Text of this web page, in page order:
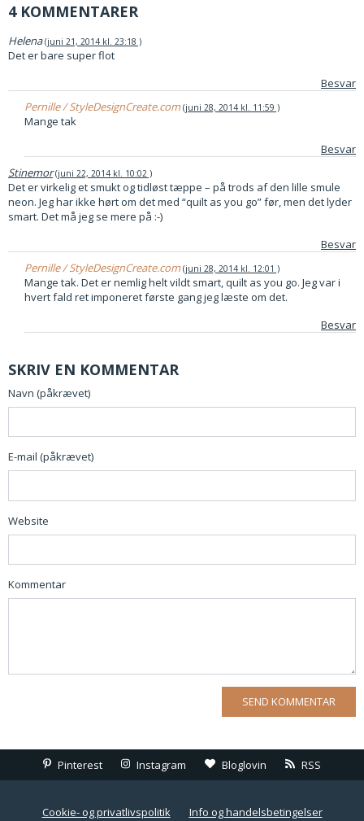
4 KOMMENTARER
Helena juni 21, 2014 kl. 23:18
Det er bare super flot
Besvar
Pernille / StyleDesignCreate.com juni 28, 2014 kl. 11:59
Mange tak
Besvar
Stinemor juni 22, 2014 kl. 10:02
Det er virkelig et smukt og tidløst tæppe – på trods af den lille smule
neon. Jeg har ikke hørt om det med “quilt as you go” før, men det lyder
smart. Det må jeg se mere på :-)
Besvar
Pernille / StyleDesignCreate.com juni 28, 2014 kl. 12:01
Mange tak. Det er nemlig helt vildt smart, quilt as you go. Jeg var i
hvert fald ret imponeret første gang jeg læste om det.
Besvar
SKRIV EN KOMMENTAR
Navn (påkrævet)
E-mail (påkrævet)
Website
Kommentar
Pinterest Instagram Bloglovin RSS
Cookie- og privatlivspolitik Info og handelsbetingelser